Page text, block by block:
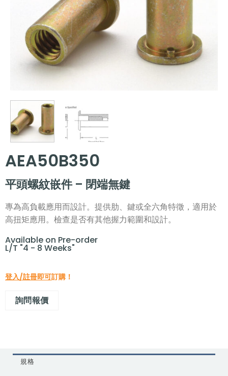
AEA50B350
平頭螺紋嵌件 – 閉端無鍵
專為高負載應用而設計。提供肋、鍵或全六角特徵，適用於
高扭矩應用。檢查是否有其他握力範圍和設計。
Available on Pre-order
L/T "4 - 8 Weeks"
登入/註冊即可訂購！
詢問報價
規格